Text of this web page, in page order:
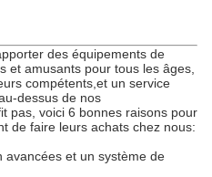
des équipements de
et amusants pour tous les âges,
compétents,et un service
dessus de nos
pas, voici 6 bonnes raisons pour
de faire leurs achats chez nous:
avancées et un système de